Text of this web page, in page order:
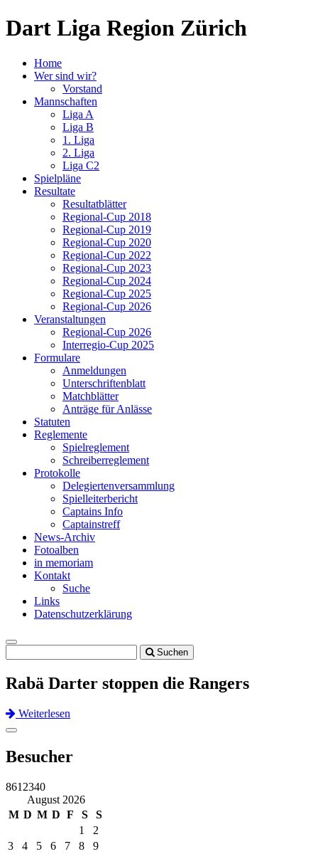
Dart Liga Region Zürich
Home
Wer sind wir?
Vorstand
Mannschaften
Liga A
Liga B
1. Liga
2. Liga
Liga C2
Spielpläne
Resultate
Resultatblätter
Regional-Cup 2018
Regional-Cup 2019
Regional-Cup 2020
Regional-Cup 2022
Regional-Cup 2023
Regional-Cup 2024
Regional-Cup 2025
Regional-Cup 2026
Veranstaltungen
Regional-Cup 2026
Interregio-Cup 2025
Formulare
Anmeldungen
Unterschriftenblatt
Matchblätter
Anträge für Anlässe
Statuten
Reglemente
Spielreglement
Schreiberreglement
Protokolle
Delegiertenversammlung
Spielleiterbericht
Captains Info
Captainstreff
News-Archiv
Fotoalben
in memoriam
Kontakt
Suche
Links
Datenschutzerklärung
Toggle
navigation
Suchen
Rabä Darter stoppen die Rangers
Weiterlesen
Previous
Next
Toggle
Besucher
8612340
August 2026
M D M D F S S
1
2
3
4 5 6 7 8
9